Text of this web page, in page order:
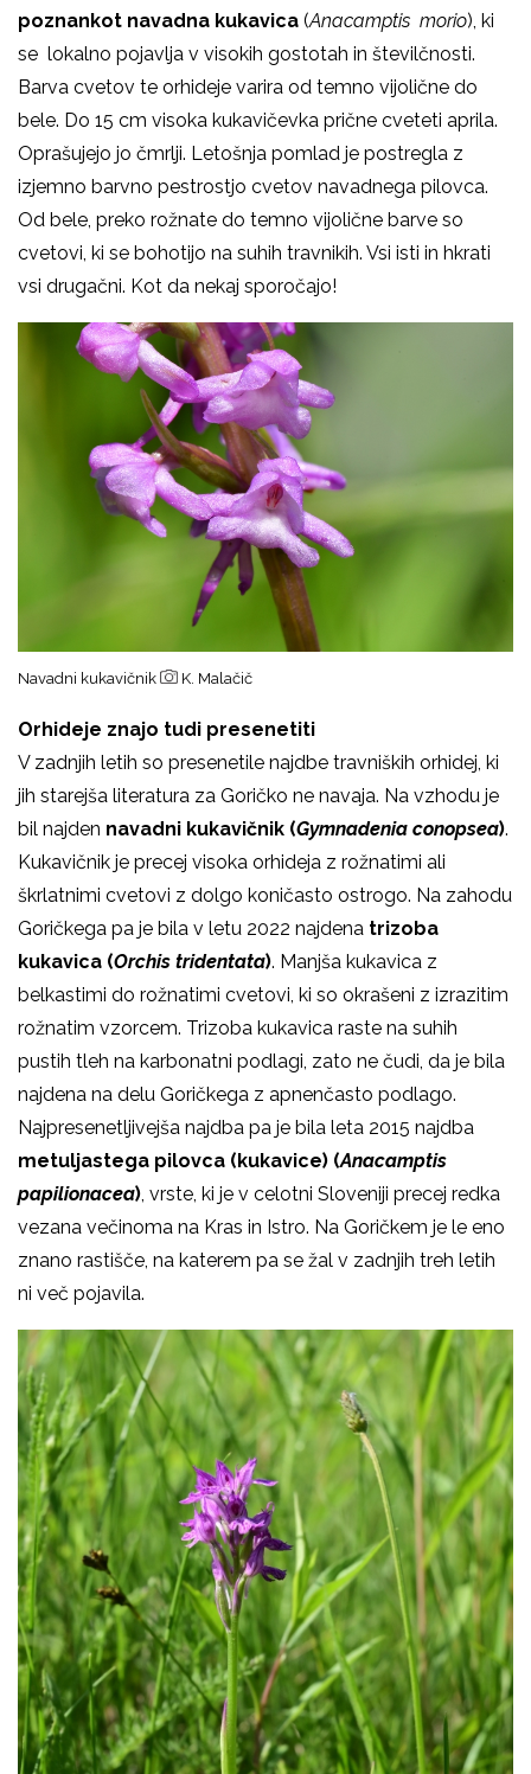
poznankot navadna kukavica (Anacamptis morio), ki
se lokalno pojavlja v visokih gostotah in številčnosti.
Barva cvetov te orhideje varira od temno vijolične do
bele. Do 15 cm visoka kukavičevka prične cveteti aprila.
Oprašujejo jo čmrlji. Letošnja pomlad je postregla z
izjemno barvno pestrostjo cvetov navadnega pilovca.
Od bele, preko rožnate do temno vijolične barve so
cvetovi, ki se bohotijo na suhih travnikih. Vsi isti in hkrati
vsi drugačni. Kot da nekaj sporočajo!
Navadni kukavičnik K. Malačič
Orhideje znajo tudi presenetiti
V zadnjih letih so presenetile najdbe travniških orhidej, ki
jih starejša literatura za Goričko ne navaja. Na vzhodu je
bil najden navadni kukavičnik (Gymnadenia conopsea).
Kukavičnik je precej visoka orhideja z rožnatimi ali
škrlatnimi cvetovi z dolgo koničasto ostrogo. Na zahodu
Goričkega pa je bila v letu 2022 najdena trizoba
kukavica (Orchis tridentata). Manjša kukavica z
belkastimi do rožnatimi cvetovi, ki so okrašeni z izrazitim
rožnatim vzorcem. Trizoba kukavica raste na suhih
pustih tleh na karbonatni podlagi, zato ne čudi, da je bila
najdena na delu Goričkega z apnenčasto podlago.
Najpresenetljivejša najdba pa je bila leta 2015 najdba
metuljastega pilovca (kukavice) (Anacamptis
papilionacea), vrste, ki je v celotni Sloveniji precej redka
vezana večinoma na Kras in Istro. Na Goričkem je le eno
znano rastišče, na katerem pa se žal v zadnjih treh letih
ni več pojavila.